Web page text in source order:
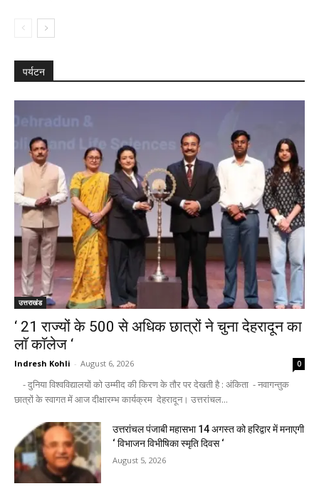
पर्यटन
उत्तराखंड
‘ 21 राज्यों के 500 से अधिक छात्रों ने चुना देहरादून का
लाॅ काॅलेज ‘
Indresh Kohli - August 6, 2026 0
- दुनिया विश्वविद्यालयों को उम्मीद की किरण के तौर पर देखती है : अंकिता - नवागन्तुक
छात्रों के स्वागत में आज दीक्षारम्भ कार्यक्रम देहरादून। उत्तरांचल...
उत्तरांचल पंजाबी महासभा 14 अगस्त को हरिद्वार में मनाएगी
‘ विभाजन विभीषिका स्मृति दिवस ‘
August 5, 2026